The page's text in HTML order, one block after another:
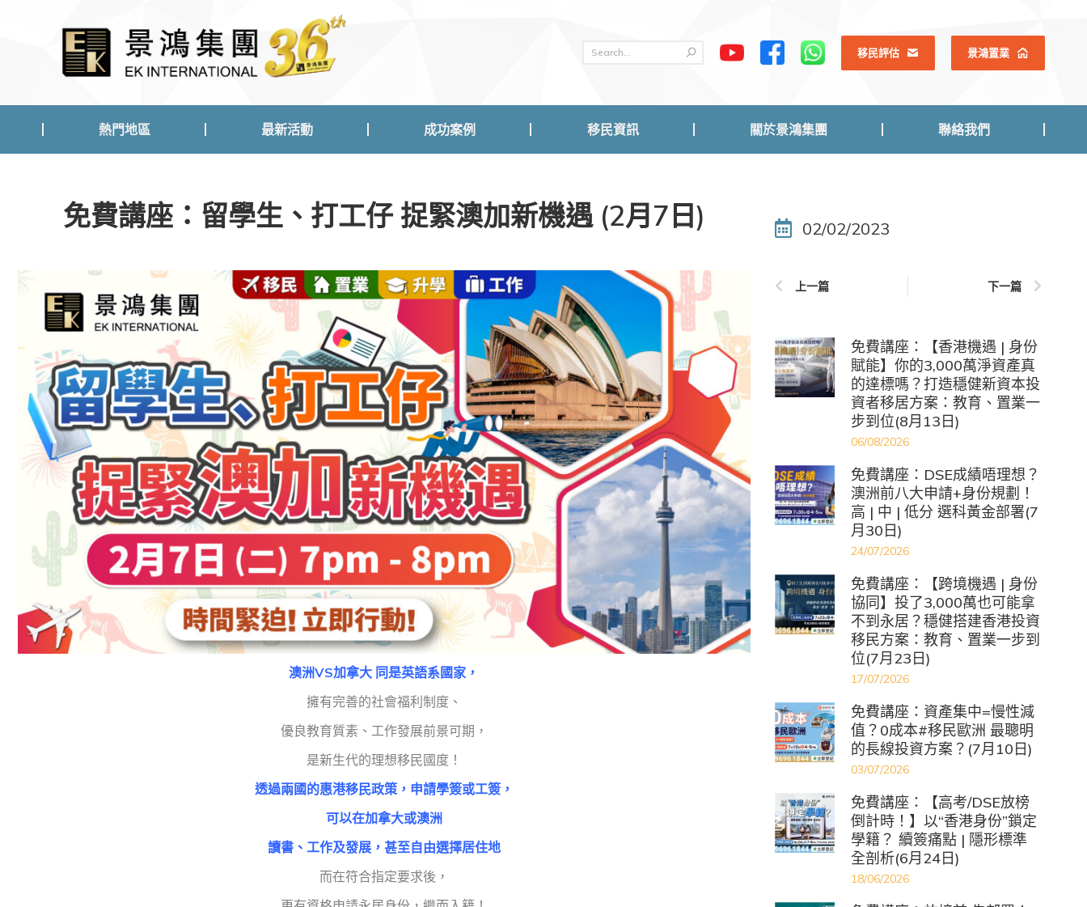
移民評估 景鴻置業
熱門地區 最新活動 成功案例 移民資訊 關於景鴻集團 聯絡我們
免費講座：留學生、打工仔 捉緊澳加新機遇 (2月7日)
澳洲VS加拿大 同是英語系國家，
擁有完善的社會福利制度、
優良教育質素、工作發展前景可期，
是新生代的理想移民國度！
透過兩國的惠港移民政策， 申請學簽或工簽，
可以在加拿大或澳洲
讀書、工作及發展，甚至自由選擇居住地
而在符合指定要求後，
02/02/2023
上一篇 下一篇
免費講座：【香港機遇 | 身份
賦能】你的3,000萬淨資產真
的達標嗎？打造穩健新資本投
資者移居方案：教育、置業一
步到位(8月13日)
06/08/2026
免費講座：DSE成績唔理想？
澳洲前八大申請+身份規劃！
高 | 中 | 低分 選科黃金部署(7
月30日)
24/07/2026
免費講座：【跨境機遇 | 身份
協同】投了3,000萬也可能拿
不到永居？穩健搭建香港投資
移民方案：教育、置業一步到
位(7月23日)
17/07/2026
免費講座：資產集中=慢性減
值？0成本#移民歐洲 最聰明
的長線投資方案？(7月10日)
03/07/2026
免費講座：【高考/DSE放榜
倒計時！】以“香港身份”鎖定
學籍？ 續簽痛點 | 隱形標準
全剖析(6月24日)
18/06/2026
熱門地區 最新活動